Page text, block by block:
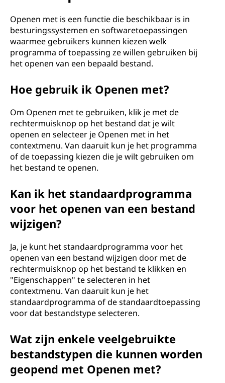
Openen met is een functie die beschikbaar is in
besturingssystemen en softwaretoepassingen
waarmee gebruikers kunnen kiezen welk
programma of toepassing ze willen gebruiken bij
het openen van een bepaald bestand.
Hoe gebruik ik Openen met?
Om Openen met te gebruiken, klik je met de
rechtermuisknop op het bestand dat je wilt
openen en selecteer je Openen met in het
contextmenu. Van daaruit kun je het programma
of de toepassing kiezen die je wilt gebruiken om
het bestand te openen.
Kan ik het standaardprogramma
voor het openen van een bestand
wijzigen?
Ja, je kunt het standaardprogramma voor het
openen van een bestand wijzigen door met de
rechtermuisknop op het bestand te klikken en
"Eigenschappen" te selecteren in het
contextmenu. Van daaruit kun je het
standaardprogramma of de standaardtoepassing
voor dat bestandstype selecteren.
Wat zijn enkele veelgebruikte
bestandstypen die kunnen worden
geopend met Openen met?